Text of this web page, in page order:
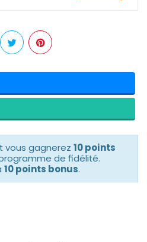
vous gagnerez 10 points
de fidélité.
10 points bonus.